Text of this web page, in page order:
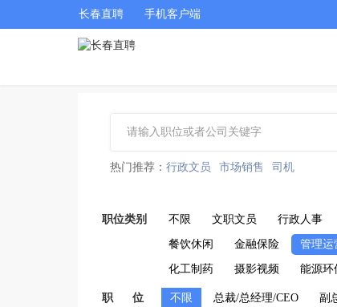
长春直聘 手机客户端
热门推荐： 行政文员 市场销售 司机
职位类别 不限 文职文员 行政人事
餐饮休闲 金融保险 管理运
化工制药 摄影视频 能源环
职 位 不限 总裁/总经理/CEO 副